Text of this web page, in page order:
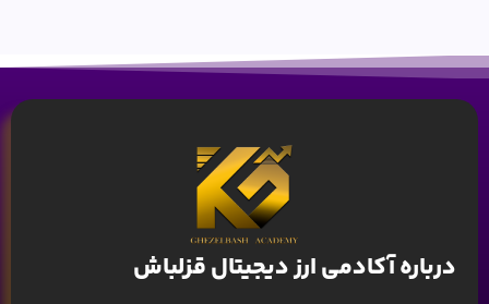
درباره آکادمی ارز دیجیتال قزلباش